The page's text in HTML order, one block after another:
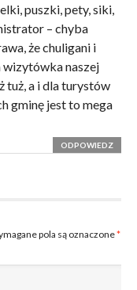
puszki, pety, siki,
– chyba
że chuligani i
wizytówka naszej
tuż, a i dla turystów
gminę jest to mega
ODPOWIEDZ
pola są oznaczone*